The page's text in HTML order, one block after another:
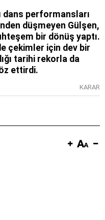
dans performansları
düşmeyen Gülşen,
bir dönüş yaptı.
çekimler için dev bir
tarihi rekorla da
ettirdi.
KARAR